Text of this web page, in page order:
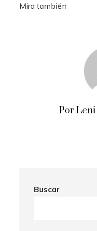
Mira también
Por Leni
Buscar